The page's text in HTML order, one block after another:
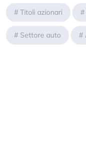
# Titoli azionari #
# Settore auto #